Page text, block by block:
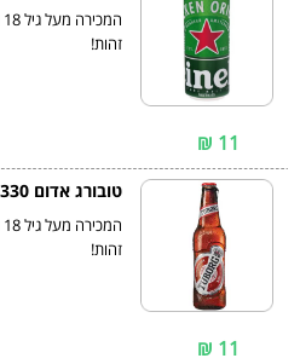
זהות!
11 ₪
טובורג אדום 330 מ״ל
זהות!
11 ₪